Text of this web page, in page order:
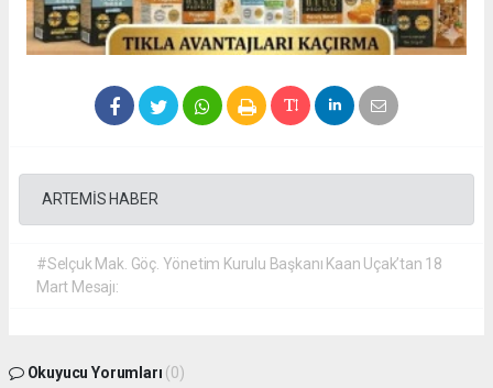
ARTEMİS HABER
#Selçuk Mak. Göç. Yönetim Kurulu Başkanı Kaan Uçak’tan 18
Mart Mesajı:
Okuyucu Yorumları (0)